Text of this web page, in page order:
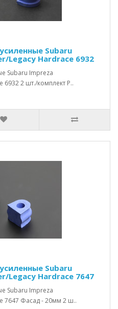
Subaru
Legacy Hardrace 6932
Subaru Impreza
6932 2 шт./комплект Р..
Subaru
Legacy Hardrace 7647
Subaru Impreza
7647 Фасад - 20мм 2 ш..